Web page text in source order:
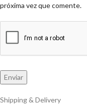
próxima vez que comente.
Shipping & Delivery